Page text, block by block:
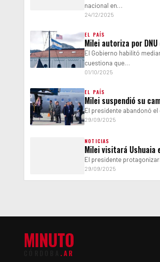
nacional en…
24/12/2025
EL PAÍS
Milei autoriza por
El Gobierno habilitó
cuestiona que…
01/10/2025
EL PAÍS
Milei suspendió su
El presidente abandonó
29/09/2025
NOTICIAS
Milei visitará Ushuaia
El presidente
29/09/2025
MINUTO
.AR